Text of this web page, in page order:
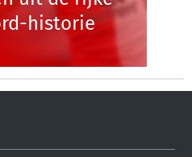
historie